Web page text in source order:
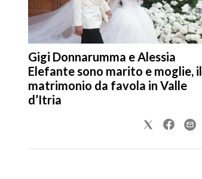
Gigi Donnarumma e Alessia
Elefante sono marito e moglie, il
matrimonio da favola in Valle
d’Itria